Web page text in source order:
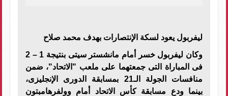
ليفربول يعود لسكة الإنتصارات بهدف محمد صلاح
وكان ليفربول خسر أمام مانشستر سيتى بنتيجة 1 – 2
فى المباراة التى جمعتهما على ملعب "الاتحاد"، ضمن
منافسات الجولة الـ21 بمسابقة الدورى الإنجليزى،
بينما ودع مسابقة كأس الاتحاد أمام وولفرهامبتون